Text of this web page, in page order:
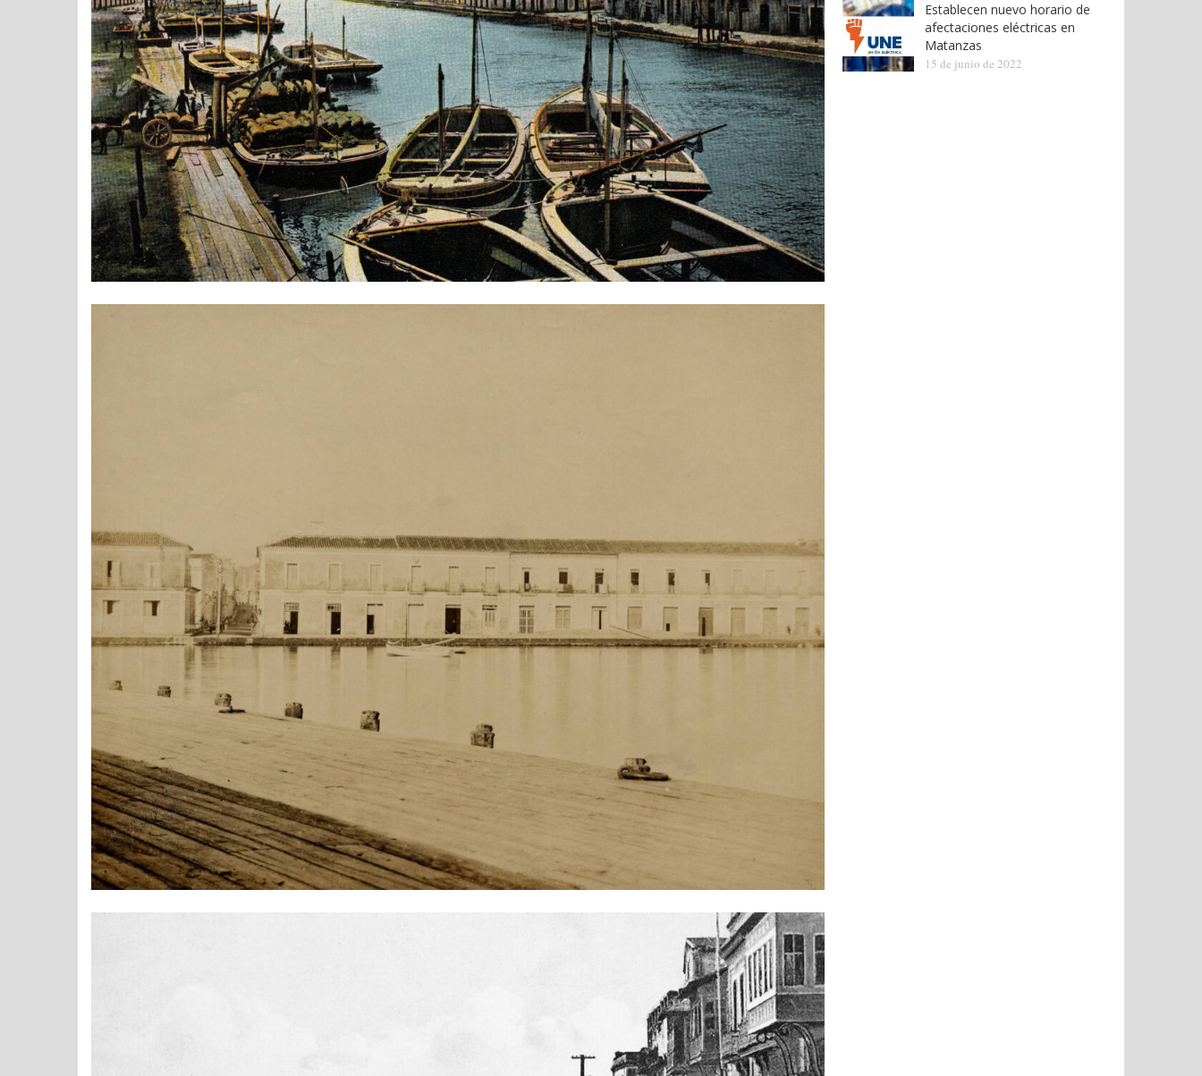
Establecen nuevo horario de
afectaciones eléctricas en
Matanzas
15 de junio de 2022